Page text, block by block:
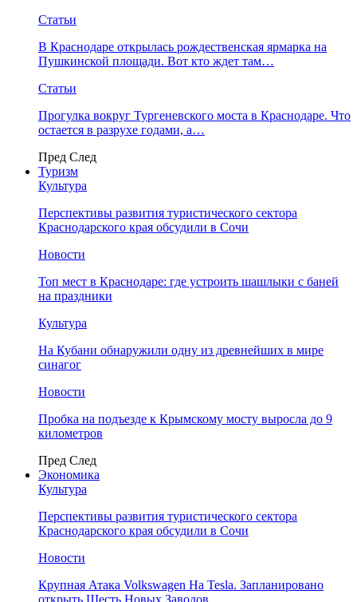
Статьи
В Краснодаре открылась рождественская ярмарка на
Пушкинской площади. Вот кто ждет там…
Статьи
Прогулка вокруг Тургеневского моста в Краснодаре. Что
остается в разрухе годами, а…
Пред След
Туризм
Культура
Перспективы развития туристического сектора
Краснодарского края обсудили в Сочи
Новости
Топ мест в Краснодаре: где устроить шашлыки с баней
на праздники
Культура
На Кубани обнаружили одну из древнейших в мире
синагог
Новости
Пробка на подъезде к Крымскому мосту выросла до 9
километров
Пред След
Экономика
Культура
Перспективы развития туристического сектора
Краснодарского края обсудили в Сочи
Новости
Крупная Атака Volkswagen На Tesla. Запланировано
открыть Шесть Новых Заводов